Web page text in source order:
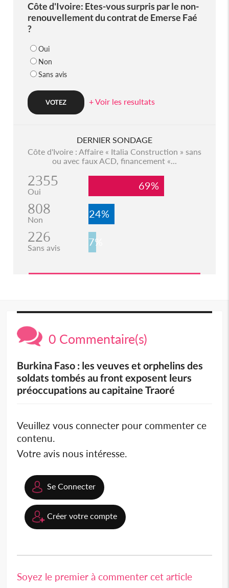
Côte d'Ivoire: Etes-vous surpris par le non-
renouvellement du contrat de Emerse Faé
?
Oui
Non
Sans avis
+ Voir les resultats
DERNIER SONDAGE
Côte d'Ivoire : Affaire « Italia Construction » sans
ou avec faux ACD, financement «...
2355
Oui 69%
808
Non 24%
226
Sans avis 7%
0 Commentaire(s)
Burkina Faso : les veuves et orphelins des
soldats tombés au front exposent leurs
préoccupations au capitaine Traoré
Veuillez vous connecter pour commenter ce
contenu.
Votre avis nous intéresse.
Se Connecter
Créer votre compte
Soyez le premier à commenter cet article